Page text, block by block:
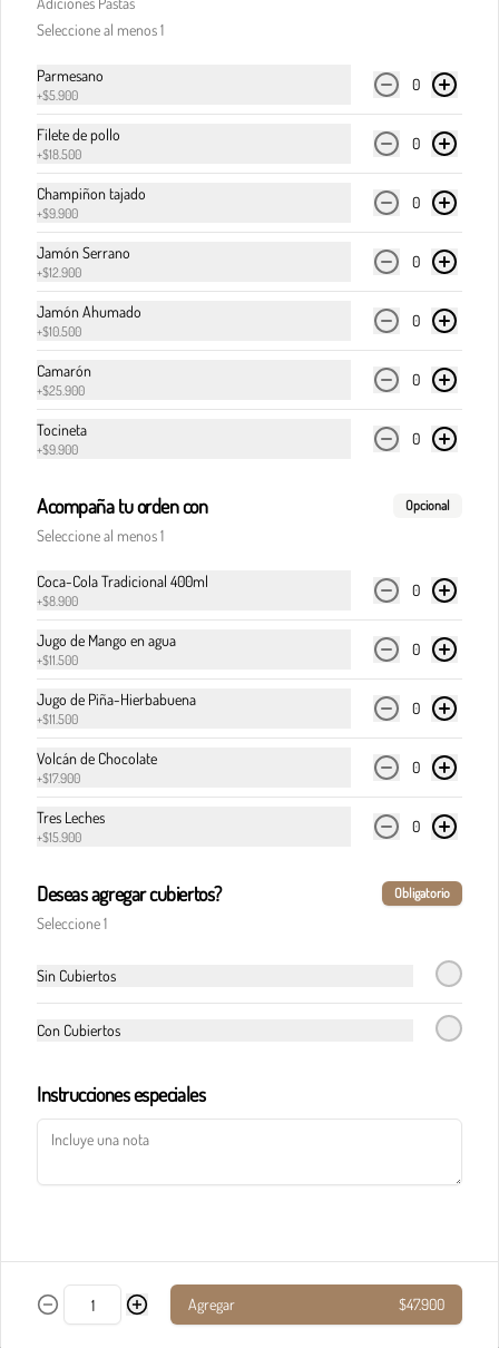
Raviolis de cuatro quesos en salsa carbonara y
salsiccia de cerdo
aromatizada con hinojo. Acompañado de
fresca y pancitos il forno.
$44.900
Salsa blanca con queso parmesano fundido.
acompañada del corazón cremoso de la burrata.
Pasta calderete castello pollo
Pasta calderete pollo al pesto
Seleccione al menos 1
Parmesano
+$5.900
0
Filete de pollo
+$18.500
0
Champiñon tajado
+$9.900
0
Jamón Serrano
+$12.900
0
Jamón Ahumado
+$10.500
0
Camarón
+$25.900
0
Tocineta
+$9.900
0
Acompaña tu orden con Opcional
Seleccione al menos 1
Coca-Cola Tradicional 400ml
+$8.900
0
Jugo de Mango en agua
+$11.500
0
Jugo de Piña-Hierbabuena
+$11.500
0
Volcán de Chocolate
+$17.900
0
Tres Leches
+$15.900
0
Deseas agregar cubiertos? Obligatorio
Seleccione 1
Sin Cubiertos
Con Cubiertos
Instrucciones especiales
Agregar $47.900